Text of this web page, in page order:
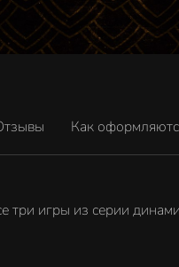
Как
три игры из серии